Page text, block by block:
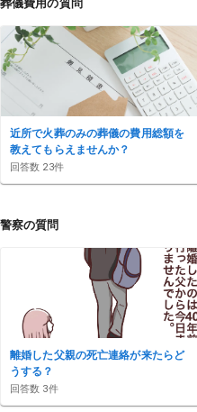
葬儀費用の質問
近所で火葬のみの葬儀の費用総額を
教えてもらえませんか？
回答数 23件
警察の質問
離婚した父親の死亡連絡が来たらど
うする？
回答数 3件